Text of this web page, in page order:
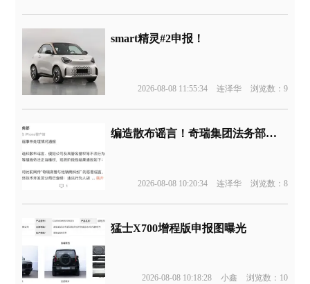
smart精灵#2申报！
2026-08-08 11:55:34 连泽华 浏览数：9
编造散布谣言！奇瑞集团法务部通报
2026-08-08 10:20:34 连泽华 浏览数：8
猛士X700增程版申报图曝光
2026-08-08 10:18:28 小鑫 浏览数：10